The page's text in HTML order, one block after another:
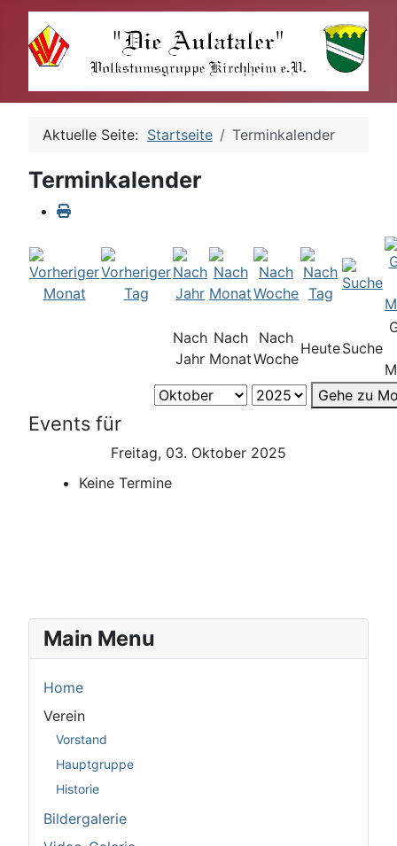
Aktuelle Seite: Startseite Terminkalender
Terminkalender
Nach
Jahr
Nach
Monat
Nach
Woche
HeuteSuche
Gehe zu
Events für
Freitag, 03. Oktober 2025
Keine Termine
Main Menu
Home
Verein
Vorstand
Hauptgruppe
Historie
Bildergalerie